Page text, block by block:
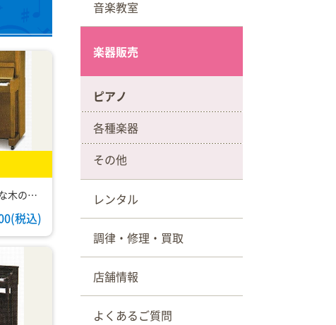
シンプルなフォルム、豊潤な木の風合い。
税込)
音楽教室
楽器販売
ピアノ
各種楽器
その他
レンタル
調律・修理・買取
店舗情報
よくあるご質問